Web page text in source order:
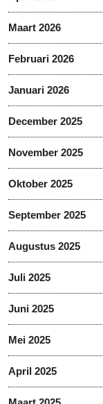
Maart 2026
Februari 2026
Januari 2026
December 2025
November 2025
Oktober 2025
September 2025
Augustus 2025
Juli 2025
Juni 2025
Mei 2025
April 2025